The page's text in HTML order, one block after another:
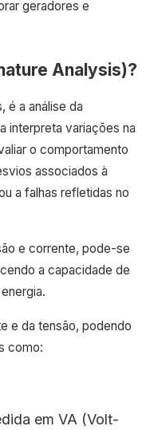
geradores e
Analysis)?
é a análise da
interpreta variações na
o comportamento
associados à
a falhas refletidas no
e corrente, pode-se
a capacidade de
e da tensão, podendo
como:
em VA (Volt-